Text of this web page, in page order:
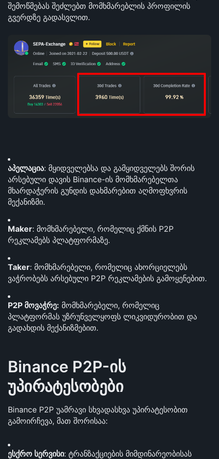
შემოწმებას შეძლებთ მომხმარებლის პროფილის
გვერდზე გადასვლით.
აპელაცია: მყიდველებსა და გამყიდველებს შორის
არსებული დავის Binance-ის მომხმარებელთა
მხარდაჭერის გუნდის დახმარებით აღმოფხვრის
მექანიზმი.
Maker: მომხმარებელი, რომელიც ქმნის P2P
რეკლამებს პლატფორმაზე.
Taker: მომხმარებელი, რომელიც ახორციელებს
ვაჭრობებს არსებული P2P რეკლამების გამოყენებით.
P2P მოვაჭრე: მომხმარებელი, რომელიც
პლატფორმას უზრუნველყოფს ლიკვიდურობით და
გადახდის მექანიზმებით.
Binance P2P-ის
უპირატესობები
Binance P2P უამრავი სხვადასხვა უპირატესობით
გამოირჩევა, მათ შორისაა:
ესქრო სერვისი: ტრანზაქციების მიმდინარეობისას